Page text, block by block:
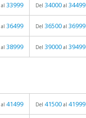
al 33999 Del 34000 al 34499
al 36499 Del 36500 al 36999
al 38999 Del 39000 al 39499
al 41499 Del 41500 al 41999